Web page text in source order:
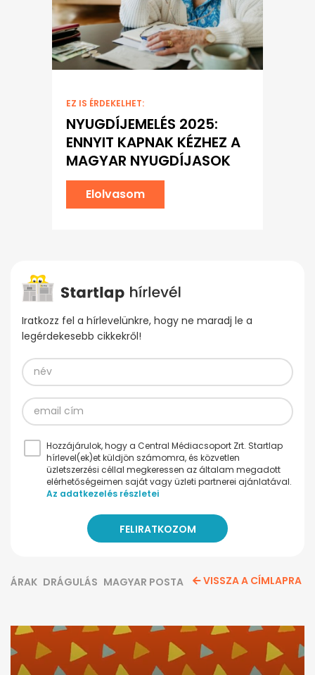
EZ IS ÉRDEKELHET:
NYUGDÍJEMELÉS 2025:
ENNYIT KAPNAK KÉZHEZ A
MAGYAR NYUGDÍJASOK
Elolvasom
Iratkozz fel a hírlevelünkre, hogy ne maradj le a
legérdekesebb cikkekről!
Hozzájárulok, hogy a Central Médiacsoport Zrt. Startlap
hírlevel(ek)et küldjön számomra, és közvetlen
üzletszerzési céllal megkeressen az általam megadott
elérhetőségeimen saját vagy üzleti partnerei ajánlatával.
Az adatkezelés részletei
ÁRAK DRÁGULÁS MAGYAR POSTA VISSZA A CÍMLAPRA